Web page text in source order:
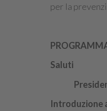
per la
Saluti
Introduzione